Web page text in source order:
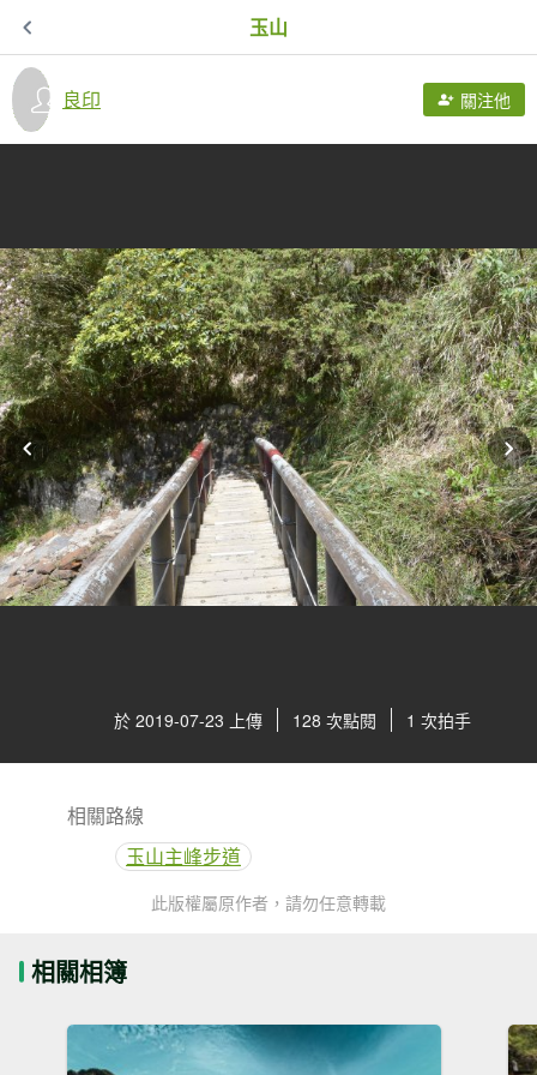
玉山
良印 關注他
於 2019-07-23 上傳 128 次點閱 1 次拍手
相關路線
玉山主峰步道
此版權屬原作者，請勿任意轉載
相關相簿